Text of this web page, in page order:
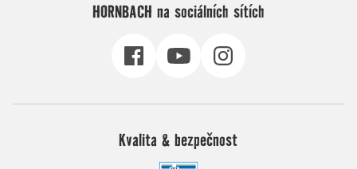
HORNBACH na sociálních sítích
Kvalita & bezpečnost